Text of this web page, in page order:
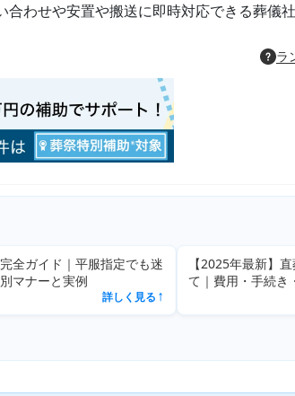
わせや安置や搬送に即時対応できる葬儀
ラ
｜平服指定でも迷
実例
詳しく見る↗
【2025年最新】直葬の流れ
て｜費用・手続き・注意点